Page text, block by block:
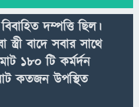
দম্পত্তি ছিল।
বাদে সবার সাথে
180 টি কর্মর্দন
কতজন উপস্থিত